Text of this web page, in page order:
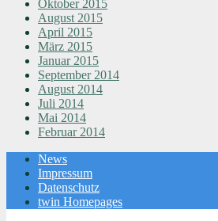
Oktober 2015
August 2015
April 2015
März 2015
Januar 2015
September 2014
August 2014
Juli 2014
Mai 2014
Februar 2014
News
Impressum
Datenschutz
twin Homepages